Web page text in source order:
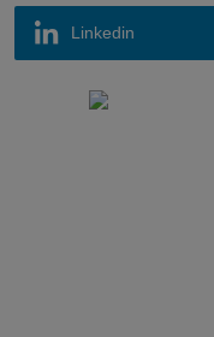
Linkedin